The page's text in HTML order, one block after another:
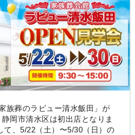
族葬のラビュー清水飯田」が
岡市清水区は初出店となりま
て、5/22（土）〜5/30（日）の